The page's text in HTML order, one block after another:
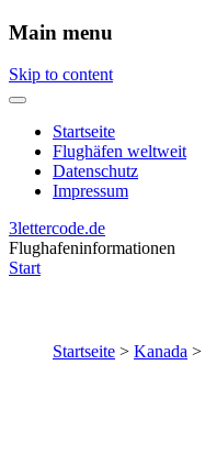
Main menu
Skip to content
Startseite
Flughäfen weltweit
Datenschutz
Impressum
3lettercode.de
Flughafeninformationen
Start
Startseite > Kanada >